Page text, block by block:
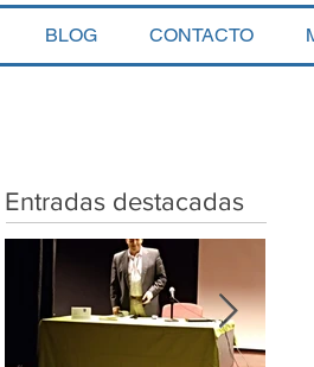
Entradas destacadas
BLOG CONTACTO